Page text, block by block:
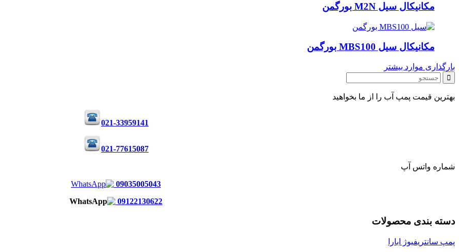
مکانیکال سیل M2N بورگمن
مکانیکال سیل MBS100 بورگمن
بارگذاری موارد بیشتر
بهترین قیمت پمپ آب را از ما بخواهید
021-33959141
021-77615087
شماره واتس آپ
09035005043
09122130622
دسته بندی محصولات
پمپ سانتریفیوژ ابارا